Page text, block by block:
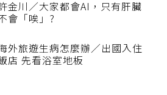
許金川／大家都會AI，只有肝臟
不會「唉」?
海外旅遊生病怎麼辦／出國入住
飯店 先看浴室地板